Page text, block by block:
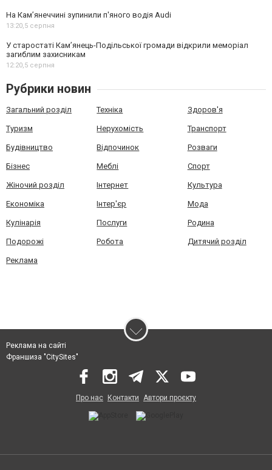
На Камʼянеччині зупинили п'яного водія Audi
13:20,5 серпня
У старостаті Кам’янець-Подільської громади відкрили меморіал
загиблим захисникам
12:20,5 серпня
Рубрики новин
Загальний розділ Техніка Здоров'я
Туризм Нерухомість Транспорт
Будівництво Відпочинок Розваги
Бізнес Меблі Спорт
Жіночий розділ Інтернет Культура
Економіка Інтер'єр Мода
Кулінарія Послуги Родина
Подорожі Робота Дитячий розділ
Реклама
Реклама на сайті
Франшиза "CitySites"
Про нас Контакти Автори проєкту